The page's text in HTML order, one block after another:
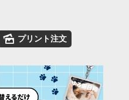
🌄 プリント注文